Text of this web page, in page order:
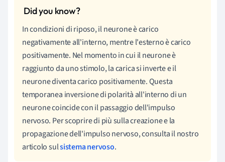
In condizioni di riposo, il neurone è carico
negativamente all'interno, mentre l'esterno è carico
positivamente. Nel momento in cui il neurone è
raggiunto da uno stimolo, la carica si inverte e il
neurone diventa carico positivamente. Questa
temporanea inversione di polarità all'interno di un
neuronecoincide con il passaggio dell'impulso
nervoso. Per scoprire di più sulla creazione e la
propagazione dell'impulso nervoso, consulta il nostro
articolo sulsistema nervoso.